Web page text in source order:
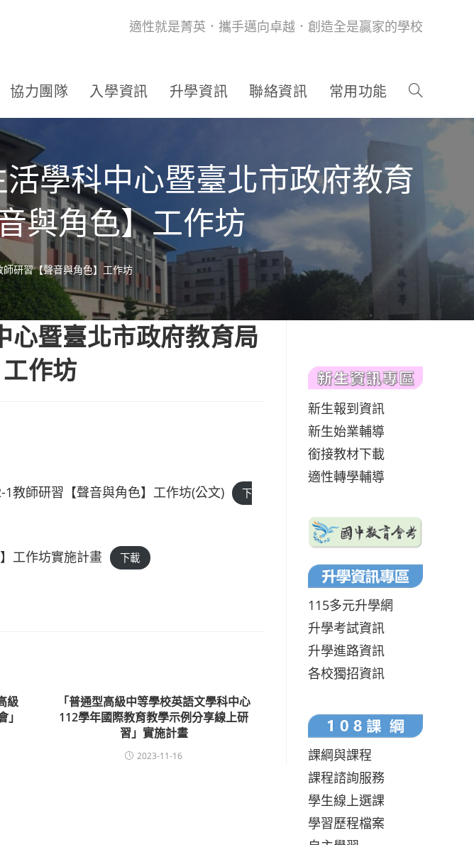
適性就是菁英．攜手邁向卓越．創造全是贏家的學校
協力團隊 入學資訊 升學資訊 聯絡資訊 常用功能
學科中心暨臺北市政府教育
與角色】工作坊
研習【聲音與角色】工作坊
心暨臺北市政府教育局
作坊
教師研習【聲音與角色】工作坊(公文)
下
工作坊實施計畫 下載
級
「普通型高級中等學校英語文學科中心
112學年國際教育教學示例分享線上研
習」實施計畫
2023-11-16
新生報到資訊
新生始業輔導
銜接教材下載
適性轉學輔導
115多元升學網
升學考試資訊
升學進路資訊
各校獨招資訊
課綱與課程
課程諮詢服務
學生線上選課
學習歷程檔案